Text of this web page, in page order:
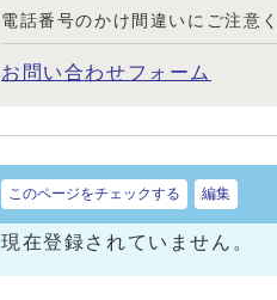
電話番号のかけ間違いにご注意
お問い合わせフォーム
このページをチェックする 編集
現在登録されていません。